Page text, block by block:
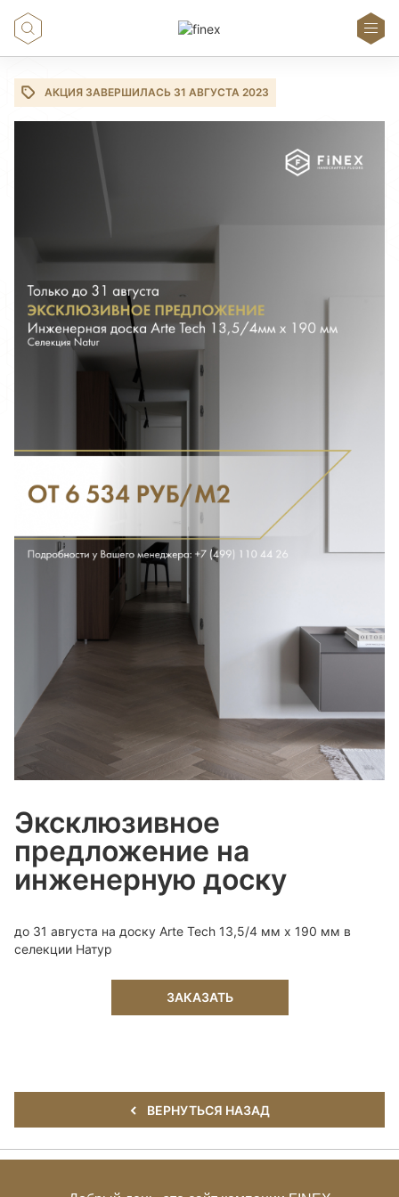
АКЦИЯ ЗАВЕРШИЛАСЬ 31 АВГУСТА 2023
Эксклюзивное
предложение на
инженерную доску
до 31 августа на доску Arte Tech 13,5/4 мм x 190 мм в
селекции Натур
ЗАКАЗАТЬ
ВЕРНУТЬСЯ НАЗАД